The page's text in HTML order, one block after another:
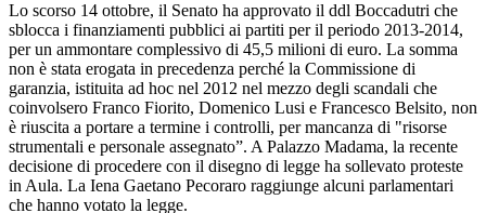
Lo scorso 14 ottobre, il Senato ha approvato il ddl Boccadutri che
sblocca i finanziamenti pubblici ai partiti per il periodo 2013-2014,
per un ammontare complessivo di 45,5 milioni di euro. La somma
non è stata erogata in precedenza perché la Commissione di
garanzia, istituita ad hoc nel 2012 nel mezzo degli scandali che
coinvolsero Franco Fiorito, Domenico Lusi e Francesco Belsito, non
è riuscita a portare a termine i controlli, per mancanza di "risorse
strumentali e personale assegnato”. A Palazzo Madama, la recente
decisione di procedere con il disegno di legge ha sollevato proteste
in Aula. La Iena Gaetano Pecoraro raggiunge alcuni parlamentari
che hanno votato la legge.